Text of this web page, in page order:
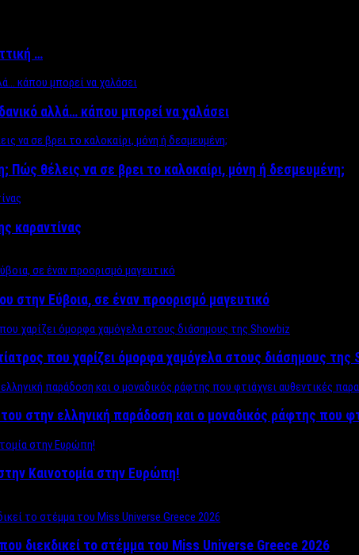
…
αλλά… κάπου μπορεί να χαλάσει
Πώς θέλεις να σε βρει το καλοκαίρι, μόνη ή δεσμευμένη;
καραντίνας
στην Εύβοια, σε έναν προορισμό μαγευτικό
που χαρίζει όμορφα χαμόγελα στους διάσημους της
στην ελληνική παράδοση και ο μοναδικός ράφτης που
Καινοτομία στην Ευρώπη!
διεκδικεί το στέμμα του Miss Universe Greece 2026